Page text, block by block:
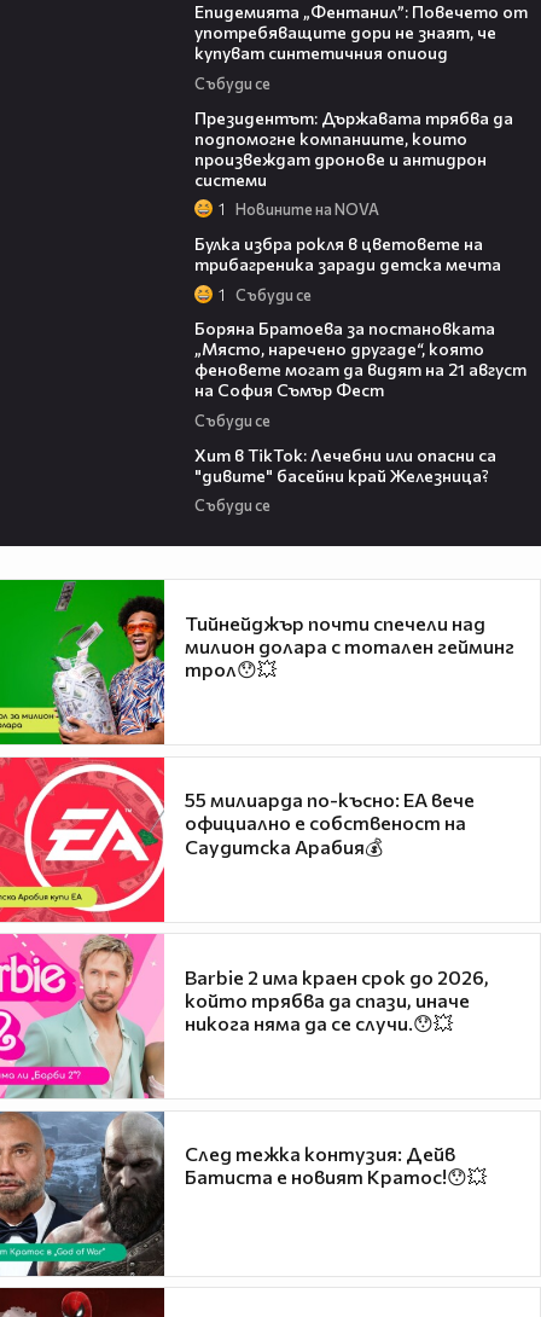
Епидемията „Фентанил”: Повечето от
употребяващите дори не знаят, че
купуват синтетичния опиоид
Събуди се
Президентът: Държавата трябва да
подпомогне компаниите, които
произвеждат дронове и антидрон
системи
1 Новините на NOVA
Булка избра рокля в цветовете на
трибагреника заради детска мечта
1 Събуди се
Боряна Братоева за постановката
„Място, наречено другаде“, която
феновете могат да видят на 21 август
на София Съмър Фест
Събуди се
Хит в TikTok: Лечебни или опасни са
"дивите" басейни край Железница?
Събуди се
Тийнейджър почти спечели над
милион долара с тотален гейминг
трол😯💥
55 милиарда по-късно: EA вече
официално е собственост на
Саудитска Арабия💰
Barbie 2 има краен срок до 2026,
който трябва да спази, иначе
никога няма да се случи.😯💥
След тежка контузия: Дейв
Батиста е новият Кратос!😯💥